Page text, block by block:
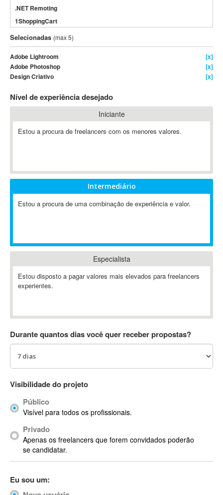
.NET Remoting
1ShoppingCart
3DS Max
3GSM
4D Dimension
802.11
A-GPS
ABBYY FineReader
AbleCommerce
Ableton Push
Abstract Window Toolkit (AWT)
Absynth
ACARS
AccountMate
ACDSee
ACID Pro
ACPI
Acrobat
Acrobat X
Acronis
Actian
Actimize
ActionScript
Active Directory
Selecionadas (max 5)
Adobe Lightroom
[x]
Adobe Photoshop
[x]
Design Criativo
[x]
Nível de experiência desejado
Iniciante
Estou a procura de freelancers com os menores valores.
Intermediário
Estou a procura de uma combinação de experiência e valor.
Especialista
Estou disposto a pagar valores mais elevados para freelancers
experientes.
Durante quantos dias você quer receber propostas?
Visibilidade do projeto
Público
Visível para todos os profissionais.
Privado
Apenas os freelancers que forem convidados poderão
se candidatar.
Eu sou um: